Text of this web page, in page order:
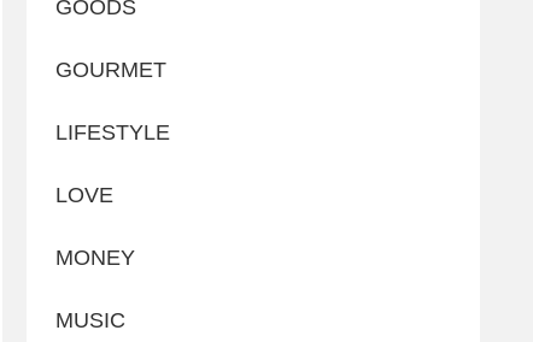
GOODS
GOURMET
LIFESTYLE
LOVE
MONEY
MUSIC